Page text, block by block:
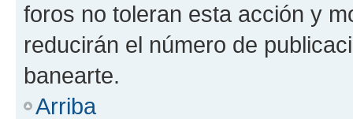
foros no toleran esta acción y
reducirán el número de
banearte.
Arriba